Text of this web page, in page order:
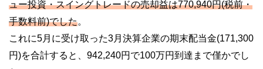
ュー投資・スイングトレードの売却益は770,940円(税前・
手数料前)でした。
これに5月に受け取った3月決算企業の期末配当金(171,300
円)を合計すると、942,240円で100万円到達まで僅かでし